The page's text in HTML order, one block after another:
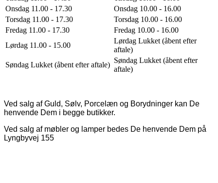
Onsdag 11.00 - 17.30
Onsdag 10.00 - 16.00
Torsdag 11.00 - 17.30
Torsdag 10.00 - 16.00
Fredag 11.00 - 17.30
Fredag 10.00 - 16.00
Lørdag 11.00 - 15.00
Lørdag Lukket (åbent efter
aftale)
Søndag Lukket (åbent efter aftale)
Søndag Lukket (åbent efter
aftale)
Ved salg af Guld, Sølv, Porcelæn og Borydninger kan De
henvende Dem i begge butikker.
Ved salg af møbler og lamper bedes De henvende Dem på
Lyngbyvej 155